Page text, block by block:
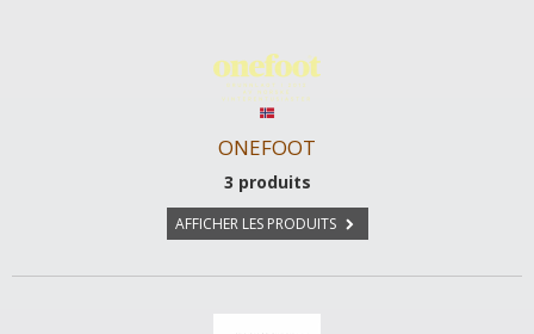
ONEFOOT
3 produits
AFFICHER LES PRODUITS